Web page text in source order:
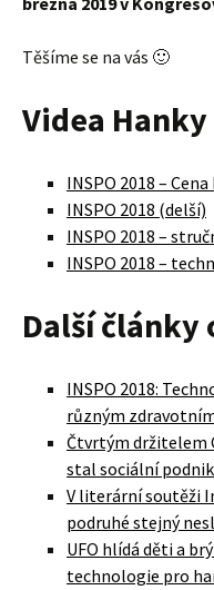
Videa
INSPO 2018 (delší)
INSPO 2018 –
Další články
různým
Čtvrtým držitelem
V literární soutěži
podruhé stejný
UFO hlídá děti a
technologie pro
Konference
Sborník z
Součástí INSPO